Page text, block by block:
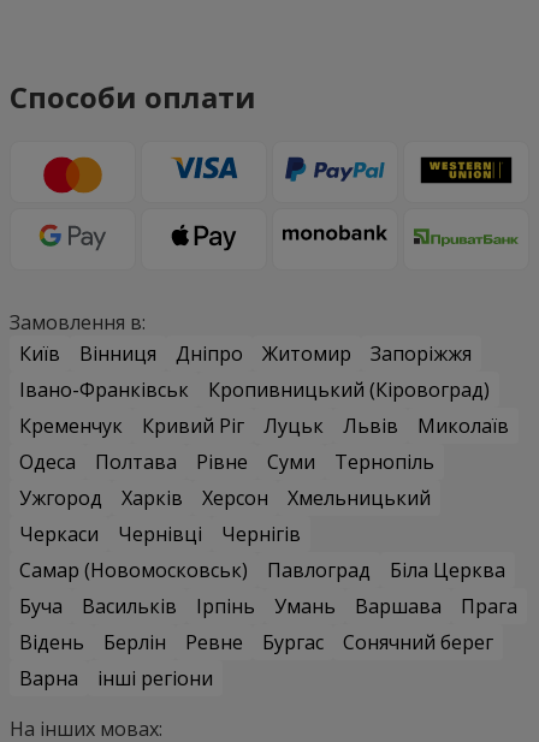
Способи оплати
Замовлення в:
Київ
Вінниця Дніпро Житомир
Запоріжжя
Івано-Франківськ
Кропивницький (Кіровоград)
Кременчук
Кривий Ріг Луцьк Львів
Миколаїв
Одеса
Полтава Рівне Суми
Тернопіль
Ужгород
Харків Херсон
Хмельницький
Черкаси
Чернівці
Чернігів
Самар (Новомосковськ)
Павлоград
Біла Церква
Буча
Васильків Ірпінь Умань Варшава
Прага
Відень
Берлін Ревне Бургас
Сонячний берег
Варна
інші регіони
На інших мовах: